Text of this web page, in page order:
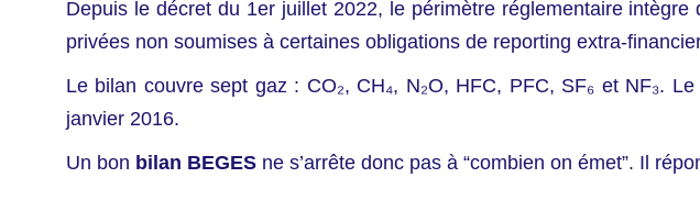
Depuis le décret du 1er juillet 2022, le périmètre réglementaire
privées non soumises à certaines obligations de reporting extra-
Le bilan couvre sept gaz : CO₂, CH₄, N₂O, HFC, PFC, SF₆ et NF₃.
janvier 2016.
Un bon bilan BEGES ne s’arrête donc pas à “combien on émet”. Il